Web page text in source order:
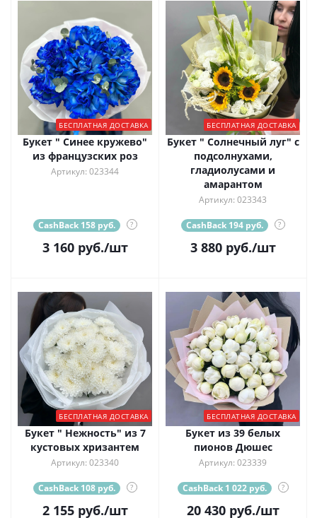
БЕСПЛАТНАЯ ДОСТАВКА
Букет " Синее кружево"
из французских роз
Артикул: 023344
CashBack 158 руб. ?
3 160руб./шт
БЕСПЛАТНАЯ ДОСТАВКА
Букет " Солнечный луг" с
подсолнухами,
гладиолусами и
амарантом
Артикул: 023343
CashBack 194 руб. ?
3 880руб./шт
БЕСПЛАТНАЯ ДОСТАВКА
Букет " Нежность" из 7
кустовых хризантем
Артикул: 023340
CashBack 108 руб. ?
2 155руб./шт
БЕСПЛАТНАЯ ДОСТАВКА
Букет из 39 белых
пионов Дюшес
Артикул: 023339
CashBack 1 022 руб. ?
20 430руб./шт